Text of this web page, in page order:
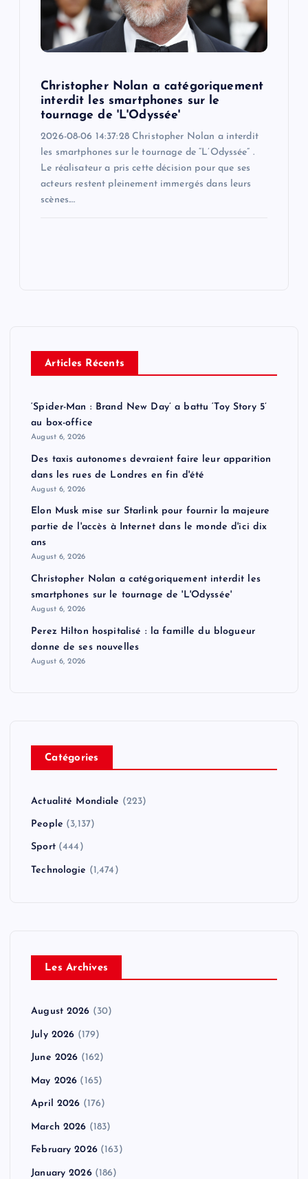
Christopher Nolan a catégoriquement
interdit les smartphones sur le
tournage de 'L'Odyssée'
2026-08-06 14:37:28 Christopher Nolan a interdit
les smartphones sur le tournage de “L’Odyssée” .
Le réalisateur a pris cette décision pour que ses
acteurs restent pleinement immergés dans leurs
scènes.…
Articles Récents
‘Spider-Man : Brand New Day’ a battu ‘Toy Story 5’
au box-office
August 6, 2026
Des taxis autonomes devraient faire leur apparition
dans les rues de Londres en fin d'été
August 6, 2026
Elon Musk mise sur Starlink pour fournir la majeure
partie de l'accès à Internet dans le monde d'ici dix
ans
August 6, 2026
Christopher Nolan a catégoriquement interdit les
smartphones sur le tournage de 'L'Odyssée'
August 6, 2026
Perez Hilton hospitalisé : la famille du blogueur
donne de ses nouvelles
August 6, 2026
Catégories
Actualité Mondiale (223)
People (3,137)
Sport(444)
Technologie (1,474)
Les Archives
August 2026 (30)
July 2026 (179)
June 2026 (162)
May 2026 (165)
April 2026 (176)
March 2026 (183)
February 2026(163)
January 2026(186)